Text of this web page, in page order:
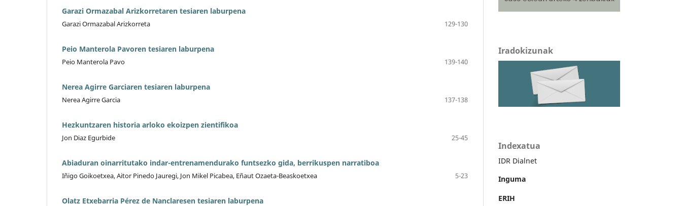
Garazi Ormazabal Arizkorretaren tesiaren laburpena
Garazi Ormazabal Arizkorreta 129-130
Peio Manterola Pavoren tesiaren laburpena
Peio Manterola Pavo 139-140
Nerea Agirre Garciaren tesiaren laburpena
Nerea Agirre Garcia 137-138
Hezkuntzaren historia arloko ekoizpen zientifikoa
Jon Diaz Egurbide 25-45
Abiaduran oinarritutako indar-entrenamendurako funtsezko gida, berrikuspen narratiboa
Iñigo Goikoetxea, Aitor Pinedo Jauregi, Jon Mikel Picabea, Eñaut Ozaeta-Beaskoetxea 5-23
Olatz Etxebarria Pérez de Nanclaresen tesiaren laburpena
Iradokizunak
Indexatua
IDR Dialnet
Inguma
ERIH